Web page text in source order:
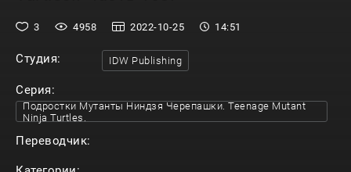
3 4958 2022-10-25 14:51
Студия: IDW Publishing
Серия:
Подростки Мутанты Ниндзя Черепашки. Teenage Mutant
Ninja Turtles.
Переводчик: